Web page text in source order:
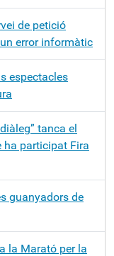
de petició
error informàtic
espectacles
tanca el
ha participat Fira
guanyadors de
la Marató per la